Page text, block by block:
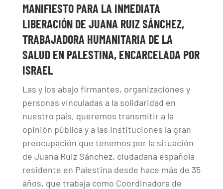
MANIFIESTO PARA LA INMEDIATA
LIBERACIÓN DE JUANA RUIZ SÁNCHEZ,
TRABAJADORA HUMANITARIA DE LA
SALUD EN PALESTINA, ENCARCELADA POR
ISRAEL
Las y los abajo firmantes, organizaciones y
personas vinculadas a la solidaridad en
nuestro país, queremos transmitir a la
opinión pública y a las Instituciones la gran
preocupación que tenemos por la situación
de Juana Ruiz Sánchez, ciudadana española
residente en Palestina desde hace más de 35
años, que trabaja como Coordinadora de